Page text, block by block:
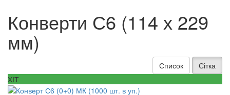
Конверти С6 (114 х 229
мм)
Список
Сітка
ХІТ